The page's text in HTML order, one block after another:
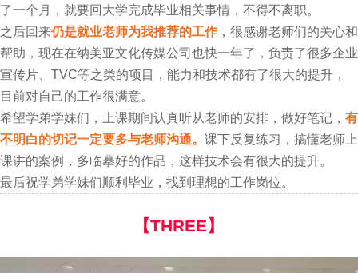
了一个月，就要回大学完成毕业相关事情，不得不离职。
之后回来仍是就业老师为我推荐的工作，很感谢老师们的关心和
帮助，现在在纳美亚文化传媒公司也快一年了，负责了很多企业
宣传片、TVC等之类的项目，能力和技术都有了很大的提升，
目前对自己的工作很满意。
希望学弟学妹们，上课期间认真听从老师的安排，做好笔记， 有
不明白的切记一定要多与老师沟通。 课下反复练习，搞懂老师上
课讲的案例，多临摹好的作品，这样技术会有很大的提升。
最后祝学弟学妹们顺利毕业，找到理想的工作岗位。
【THREE】